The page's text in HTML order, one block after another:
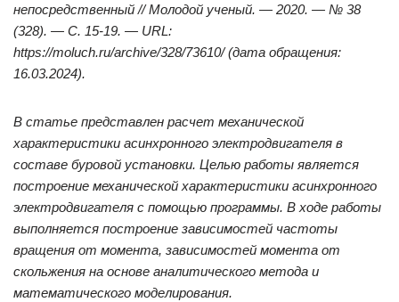
непосредственный // Молодой ученый. — 2020. — № 38
(328). — С. 15-19. — URL:
https://moluch.ru/archive/328/73610/ (дата обращения:
16.03.2024).
В статье представлен расчет механической
характеристики асинхронного электродвигателя в
составе буровой установки. Целью работы является
построение механической характеристики асинхронного
электродвигателя с помощью программы. В ходе работы
выполняется построение зависимостей частоты
вращения от момента, зависимостей момента от
скольжения на основе аналитического метода и
математического моделирования.